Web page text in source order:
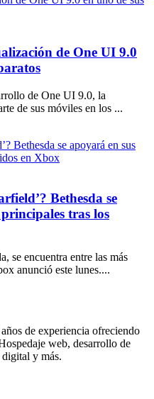
de One UI 9.0
de One UI 9.0, la
de sus móviles en los ...
Bethesda se
tras los
se encuentra entre las más
anunció este lunes....
de experiencia ofreciendo
web, desarrollo de
y más.